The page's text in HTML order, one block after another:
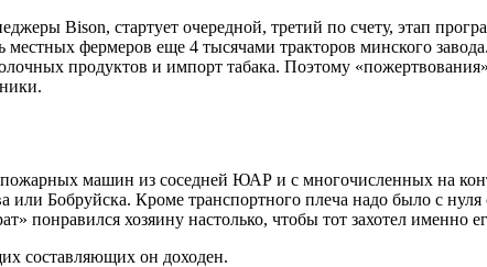
Bison, стартует очередной, третий по счету, этап
фермеров еще 4 тысячами тракторов минского
продуктов и импорт табака. Поэтому
машин из соседней ЮАР и c многочисленных на
Бобруйска. Кроме транспортного плеча надо было с нуля
понравился хозяину настолько, чтобы тот захотел именно
составляющих он доходен.